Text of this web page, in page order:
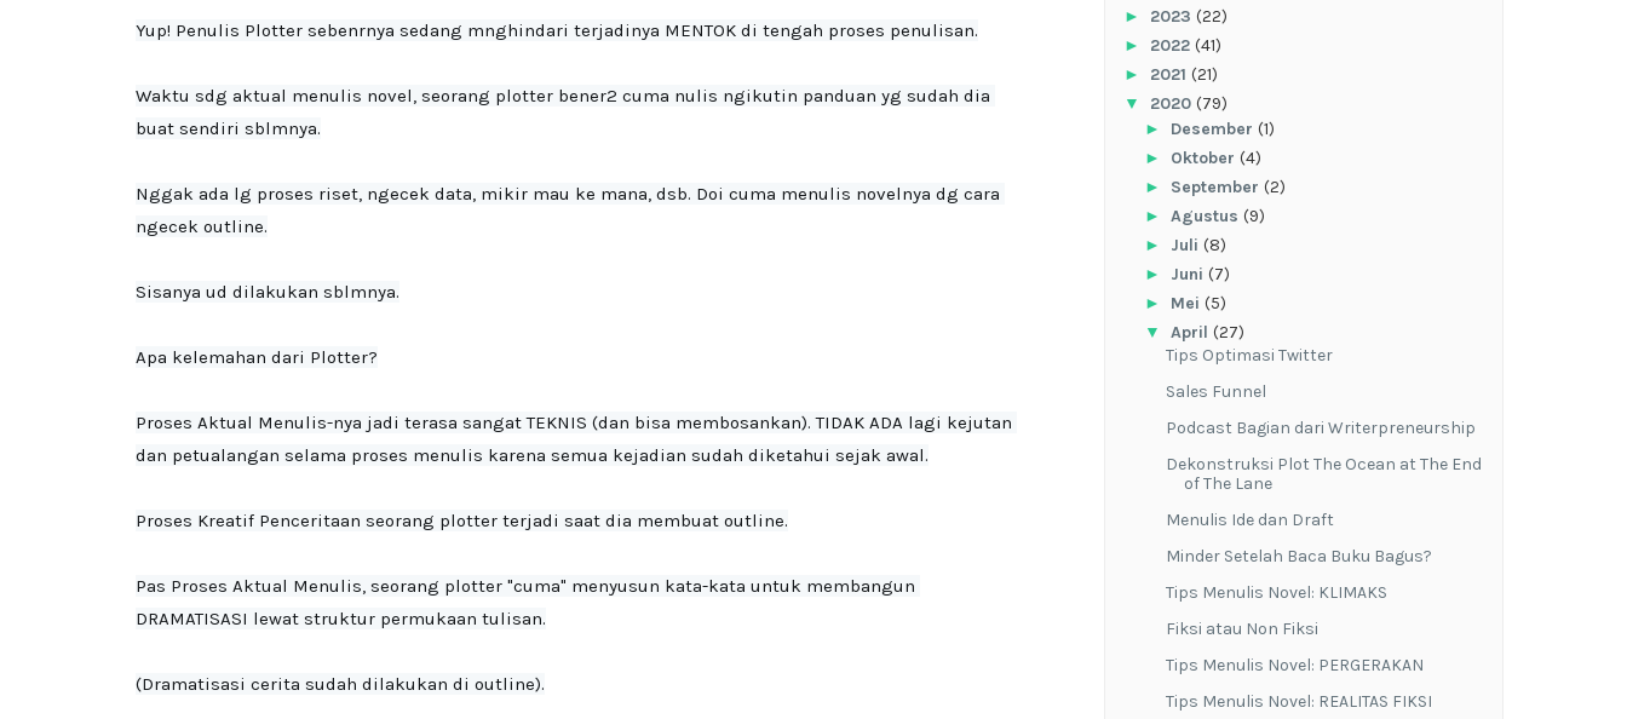
Yup! Penulis Plotter sebenrnya sedang mnghindari terjadinya MENTOK di tengah proses penulisan.
Waktu sdg aktual menulis novel, seorang plotter bener2 cuma nulis ngikutin panduan yg sudah dia
buat sendiri sblmnya.
Nggak ada lg proses riset, ngecek data, mikir mau ke mana, dsb. Doi cuma menulis novelnya dg cara
ngecek outline.
Sisanya ud dilakukan sblmnya.
Apa kelemahan dari Plotter?
Proses Aktual Menulis-nya jadi terasa sangat TEKNIS (dan bisa membosankan). TIDAK ADA lagi kejutan
dan petualangan selama proses menulis karena semua kejadian sudah diketahui sejak awal.
Proses Kreatif Penceritaan seorang plotter terjadi saat dia membuat outline.
Pas Proses Aktual Menulis, seorang plotter "cuma" menyusun kata-kata untuk membangun
DRAMATISASI lewat struktur permukaan tulisan.
(Dramatisasi cerita sudah dilakukan di outline).
► 2023 (22)
► 2022 (41)
► 2021 (21)
▼ 2020 (79)
► Desember (1)
► Oktober (4)
► September (2)
► Agustus (9)
► Juli (8)
► Juni (7)
► Mei (5)
▼ April (27)
Tips Optimasi Twitter
Sales Funnel
Podcast Bagian dari Writerpreneurship
Dekonstruksi Plot The Ocean at The End
of The Lane
Menulis Ide dan Draft
Minder Setelah Baca Buku Bagus?
Tips Menulis Novel: KLIMAKS
Fiksi atau Non Fiksi
Tips Menulis Novel: PERGERAKAN
Tips Menulis Novel: REALITAS FIKSI